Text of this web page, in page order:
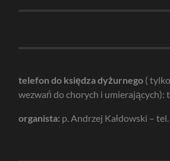
telefon do księdza dyżurnego (
wezwań do chorych i umierających):
organista: p. Andrzej Kałdowski –